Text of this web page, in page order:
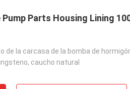
Parts Housing Lining
de la carcasa de la bomba de
caucho natural